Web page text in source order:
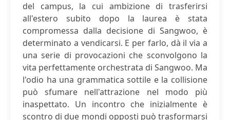
del campus, la cui ambizione di trasferirsi
all'estero subito dopo la laurea è stata
compromessa dalla decisione di Sangwoo, è
determinato a vendicarsi. E per farlo, dà il via a
una serie di provocazioni che sconvolgono la
vita perfettamente orchestrata di Sangwoo. Ma
l'odio ha una grammatica sottile e la collisione
può sfumare nell'attrazione nel modo più
inaspettato. Un incontro che inizialmente è
scontro di due mondi opposti può trasformarsi